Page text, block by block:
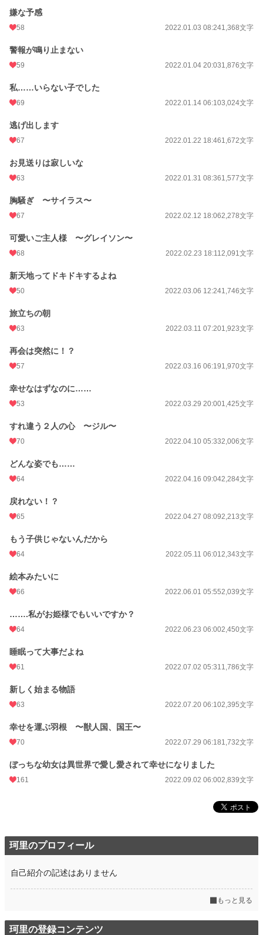
嫌な予感
58 2022.01.03 08:241,368文字
警報が鳴り止まない
59 2022.01.04 20:031,876文字
私……いらない子でした
69 2022.01.14 06:103,024文字
逃げ出します
67 2022.01.22 18:461,672文字
お見送りは寂しいな
63 2022.01.31 08:361,577文字
胸騒ぎ 〜サイラス〜
67 2022.02.12 18:062,278文字
可愛いご主人様 〜グレイソン〜
68 2022.02.23 18:112,091文字
新天地ってドキドキするよね
50 2022.03.06 12:241,746文字
旅立ちの朝
63 2022.03.11 07:201,923文字
再会は突然に！？
57 2022.03.16 06:191,970文字
幸せなはずなのに……
53 2022.03.29 20:001,425文字
すれ違う２人の心 〜ジル〜
70 2022.04.10 05:332,006文字
どんな姿でも……
64 2022.04.16 09:042,284文字
戻れない！？
65 2022.04.27 08:092,213文字
もう子供じゃないんだから
64 2022.05.11 06:012,343文字
絵本みたいに
66 2022.06.01 05:552,039文字
…….私がお姫様でもいいですか？
64 2022.06.23 06:002,450文字
睡眠って大事だよね
61 2022.07.02 05:311,786文字
新しく始まる物語
63 2022.07.20 06:102,395文字
幸せを運ぶ羽根 〜獣人国、国王〜
70 2022.07.29 06:181,732文字
ぼっちな幼女は異世界で愛し愛されて幸せになりました
161 2022.09.02 06:002,839文字
珂里のプロフィール
自己紹介の記述はありません
もっと見る
珂里の登録コンテンツ